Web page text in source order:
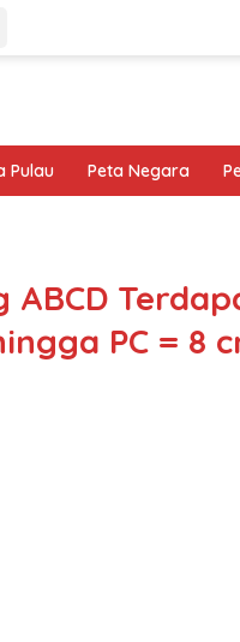
Pulau Peta Negara
ABCD
PC = 8